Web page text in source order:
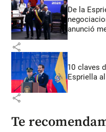
De la
anunció
share
10 claves
Espriella
share
Te